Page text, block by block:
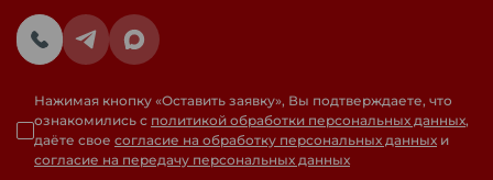
Нажимая кнопку «Оставить заявку», Вы подтверждаете, что
ознакомились с политикой обработки персональных данных,
даёте свое согласие на обработку персональных данных и
согласие на передачу персональных данных